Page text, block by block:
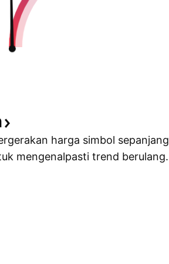
harga simbol
mengenalpasti trend berulang.